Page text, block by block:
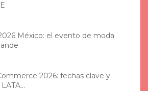
México: el evento de moda
2026: fechas clave y